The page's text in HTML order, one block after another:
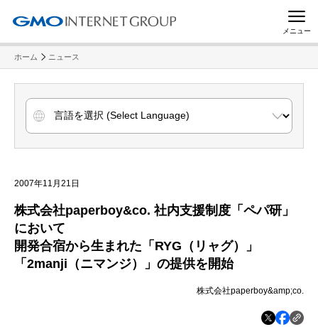
メニュー
ホーム ニュース
2007年11月21日
株式会社paperboy&co. 社内支援制度「ペパ研」
において
開発合宿から生まれた「RYG（リャグ）」
「2manji（ニマンジ）」の提供を開始
株式会社paperboy&amp;co.